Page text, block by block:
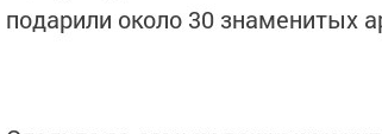
подарили около 30 знаменитых